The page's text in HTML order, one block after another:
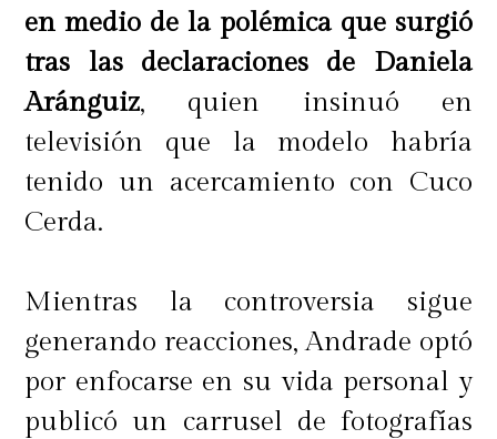
en medio de la polémica que surgió
tras las declaraciones de Daniela
Aránguiz, quien insinuó en
televisión que la modelo habría
tenido un acercamiento con Cuco
Cerda.
Mientras la controversia sigue
generando reacciones, Andrade optó
por enfocarse en su vida personal y
publicó un carrusel de fotografías